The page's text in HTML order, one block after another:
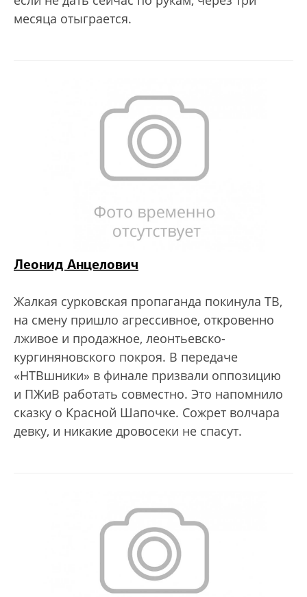
месяца отыграется.
Леонид Анцелович
Жалкая сурковская пропаганда покинула ТВ,
на смену пришло агрессивное, откровенно
лживое и продажное, леонтьевско-
кургиняновского покроя. В передаче
«НТВшники» в финале призвали оппозицию
и ПЖиВ работать совместно. Это напомнило
сказку о Красной Шапочке. Сожрет волчара
девку, и никакие дровосеки не спасут.